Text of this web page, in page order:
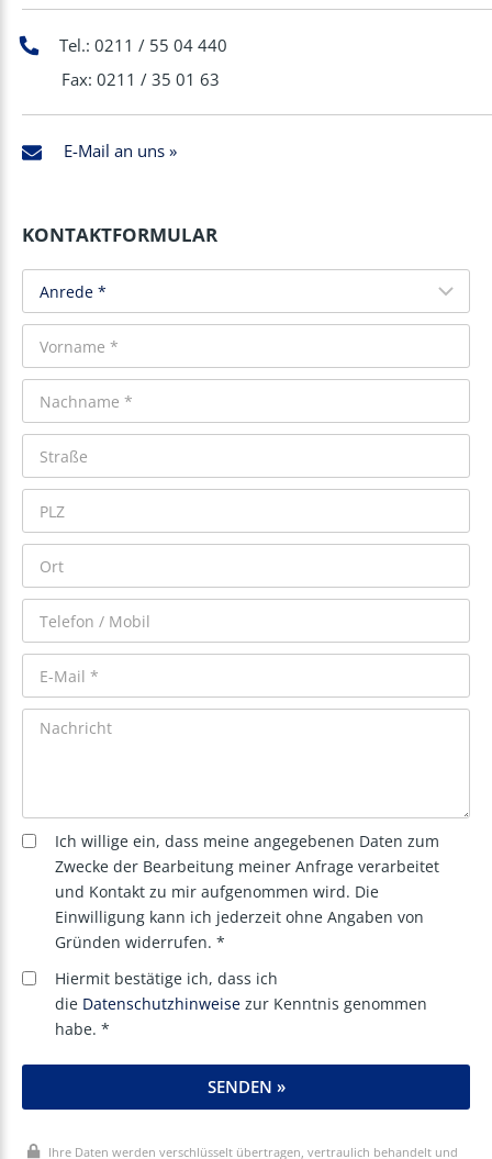
Tel.: 0211 / 55 04 440
Fax: 0211 / 35 01 63
E-Mail an uns »
KONTAKTFORMULAR
Ich willige ein, dass meine angegebenen Daten zum
Zwecke der Bearbeitung meiner Anfrage verarbeitet
und Kontakt zu mir aufgenommen wird. Die
Einwilligung kann ich jederzeit ohne Angaben von
Gründen widerrufen. *
Hiermit bestätige ich, dass ich
die Datenschutzhinweise zur Kenntnis genommen
habe. *
SENDEN »
Ihre Daten werden verschlüsselt übertragen, vertraulich behandelt und